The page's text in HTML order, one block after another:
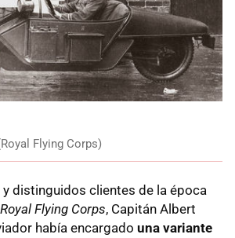
Flying Corps)
distinguidos clientes de la época
Royal Flying Corps, Capitán Albert
había encargado una variante